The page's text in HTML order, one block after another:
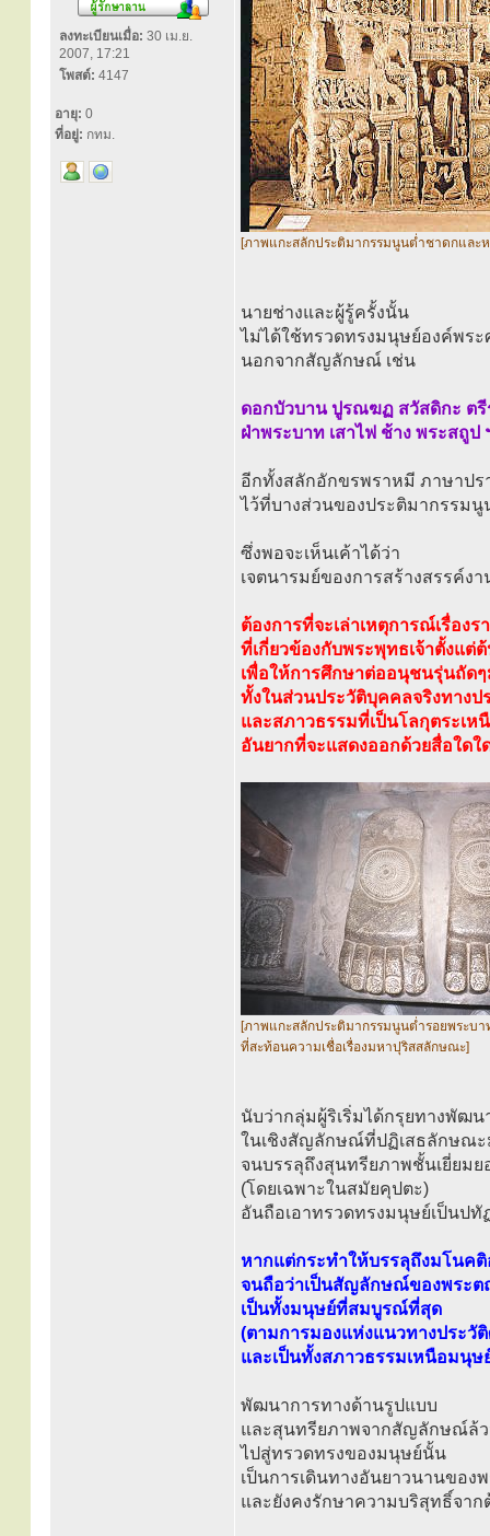
ลงทะเบียนเมื่อ: 30 เม.ย.
2007, 17:21
โพสต์: 4147
อายุ: 0
ที่อยู่: กทม.
[ภาพแกะสลักประติมากรรมนูนต่ำชาดกแล
นายช่างและผู้รู้ครั้งนั้น
ไม่ได้ใช้ทรวดทรงมนุษย์องค์พระ
นอกจากสัญลักษณ์ เช่น
ดอกบัวบาน ปูรณฆฏ สวัสดิกะ ตรี
ฝ่าพระบาท เสาไฟ ช้าง พระสถูป
อีกทั้งสลักอักขรพราหมี ภาษาปร
ไว้ที่บางส่วนของประติมากรรมนู
ซึ่งพอจะเห็นเค้าได้ว่า
เจตนารมย์ของการสร้างสรรค์ง
ต้องการที่จะเล่าเหตุการณ์เรื่องร
ที่เกี่ยวข้องกับพระพุทธเจ้าตั้งแต่
เพื่อให้การศึกษาต่ออนุชนรุ่นถัด
ทั้งในส่วนประวัติบุคคลจริงทางป
และสภาวธรรมที่เป็นโลกุตระเห
อันยากที่จะแสดงออกด้วยสื่อใดใ
[ภาพแกะสลักประติมากรรมนูนต่ำรอยพระบา
ที่สะท้อนความเชื่อเรื่องมหาปุริสสลักษณะ]
นับว่ากลุ่มผู้ริเริ่มได้กรุยทางพัฒ
ในเชิงสัญลักษณ์ที่ปฏิเสธลักษณะ
จนบรรลุถึงสุนทรียภาพชั้นเยี่ยม
(โดยเฉพาะในสมัยคุปตะ)
อันถือเอาทรวดทรงมนุษย์เป็นปทั
หากแต่กระทำให้บรรลุถึงมโนค
จนถือว่าเป็นสัญลักษณ์ของพระต
เป็นทั้งมนุษย์ที่สมบูรณ์ที่สุด
(ตามการมองแห่งแนวทางประวั
และเป็นทั้งสภาวธรรมเหนือมนุษ
พัฒนาการทางด้านรูปแบบ
และสุนทรียภาพจากสัญลักษณ์ล้
ไปสู่ทรวดทรงของมนุษย์นั้น
เป็นการเดินทางอันยาวนานของ
และยังคงรักษาความบริสุทธิ์จา